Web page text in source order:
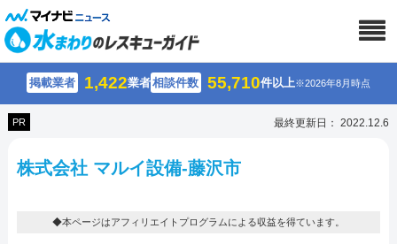
掲載業者 1,422業者相談件数 55,710件以上※2026年8月時点
PR 最終更新日： 2022.12.6
株式会社 マルイ設備-藤沢市
◆本ページはアフィリエイトプログラムによる収益を得ています。